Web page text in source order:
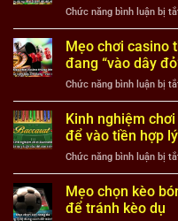
Chức năng bình luận bị
Mẹo chơi casino
đang “vào dây
Chức năng bình luận bị
Kinh nghiệm
để vào tiền hợp lý
Chức năng bình luận bị
Mẹo chọn kèo
để tránh kèo dụ